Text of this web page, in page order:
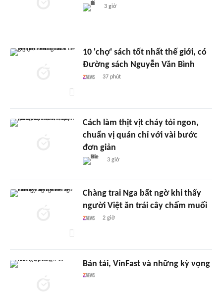
3 giờ
10 'chợ' sách tốt nhất thế giới, có
Đường sách Nguyễn Văn Bình
37 phút
Cách làm thịt vịt cháy tỏi ngon,
chuẩn vị quán chỉ với vài bước
đơn giản
3 giờ
Chàng trai Nga bất ngờ khi thấy
người Việt ăn trái cây chấm muối
2 giờ
Bán tải, VinFast và những kỳ vọng